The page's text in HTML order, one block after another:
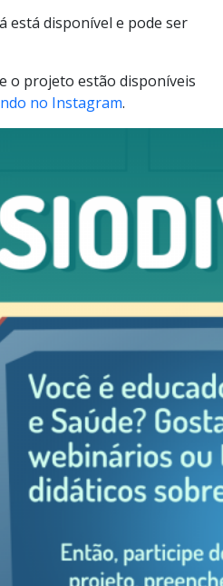
está disponível e pode ser
o projeto estão disponíveis
no Instagram.